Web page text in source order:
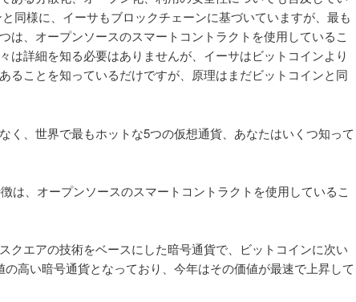
同様に、イーサもブロックチェーンに基づいていますが、最も
は、オープンソースのスマートコントラクトを使用しているこ
は詳細を知る必要はありませんが、イーサはビットコインより
ることを知っているだけですが、原理はまだビットコインと同
く、世界で最もホットな5つの仮想通貨、あなたはいくつ知って
は、オープンソースのスマートコントラクトを使用しているこ
クエアの技術をベースにした暗号通貨で、ビットコインに次い
の高い暗号通貨となっており、今年はその価値が最速で上昇して